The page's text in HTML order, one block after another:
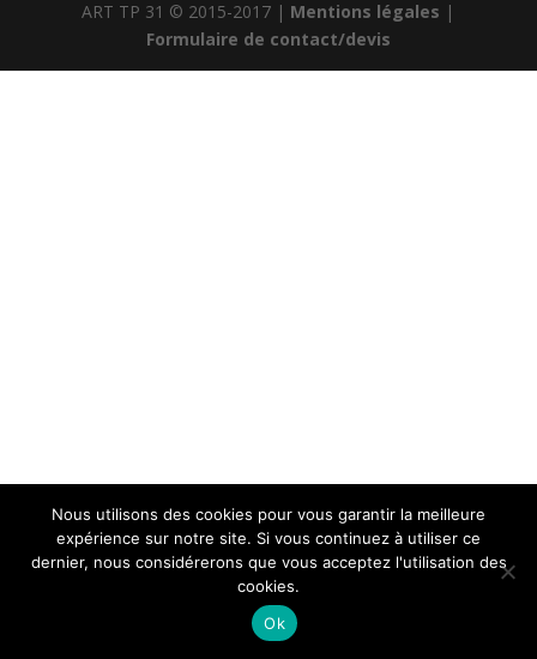
ART TP 31 © 2015-2017 | Mentions légales |
Formulaire de contact/devis
Nous utilisons des cookies pour vous garantir la meilleure
expérience sur notre site. Si vous continuez à utiliser ce
dernier, nous considérerons que vous acceptez l'utilisation des
cookies.
Ok